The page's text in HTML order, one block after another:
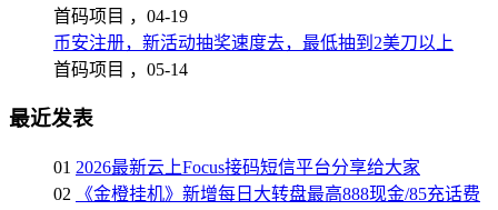
首码项目 ， 04-19
币安注册，新活动抽奖速度去，最低抽到2美刀以上
首码项目 ， 05-14
最近发表
01 2026最新云上Focus接码短信平台分享给大家
02
《金橙挂机》新增每日大转盘最高888现金/85充话费